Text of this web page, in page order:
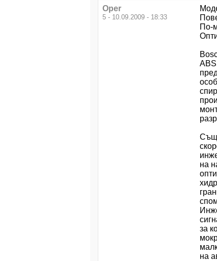
Oper
5 - 10.09.2009 - 18:33
По-
на
за
на